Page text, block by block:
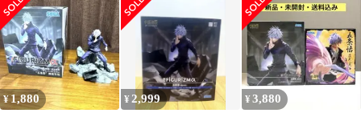
¥ 1,880 ¥ 2,999 ¥3,880